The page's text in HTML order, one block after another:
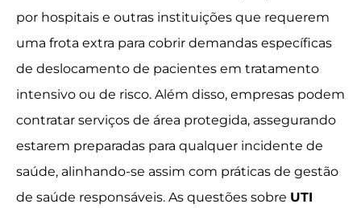
por hospitais e outras instituições que requerem
uma frota extra para cobrir demandas específicas
de deslocamento de pacientes em tratamento
intensivo ou de risco. Além disso, empresas podem
contratar serviços de área protegida, assegurando
estarem preparadas para qualquer incidente de
saúde, alinhando-se assim com práticas de gestão
de saúde responsáveis. As questões sobre UTI